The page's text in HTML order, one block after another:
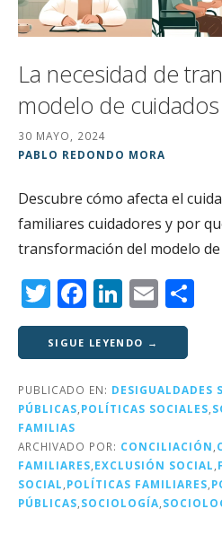
La necesidad de
modelo de
30 MAYO, 2024
PABLO REDONDO MORA
Descubre cómo afecta el
familiares cuidadores y por
transformación del modelo de
T
w
it
te
r
F
a
c
e
b
o
o
k
Li
n
k
e
dI
n
E
m
ai
l p
a
rt
ir
SIGUE LEYENDO →
PUBLICADO EN: DESIGUALDADES
PÚBLICAS POLÍTICAS SOCIALES
FAMILIAS
ARCHIVADO POR: CONCILIACIÓN
FAMILIARES EXCLUSIÓN SOCIAL
SOCIAL POLÍTICAS FAMILIARES
PÚBLICAS SOCIOLOGÍA